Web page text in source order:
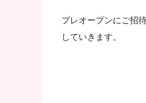
プレオープンにご招
していきます。